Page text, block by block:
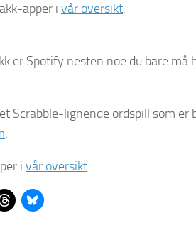
apper i vår oversikt.
er Spotify nesten noe du bare må
Scrabble-lignende ordspill som
.
i vår oversikt.